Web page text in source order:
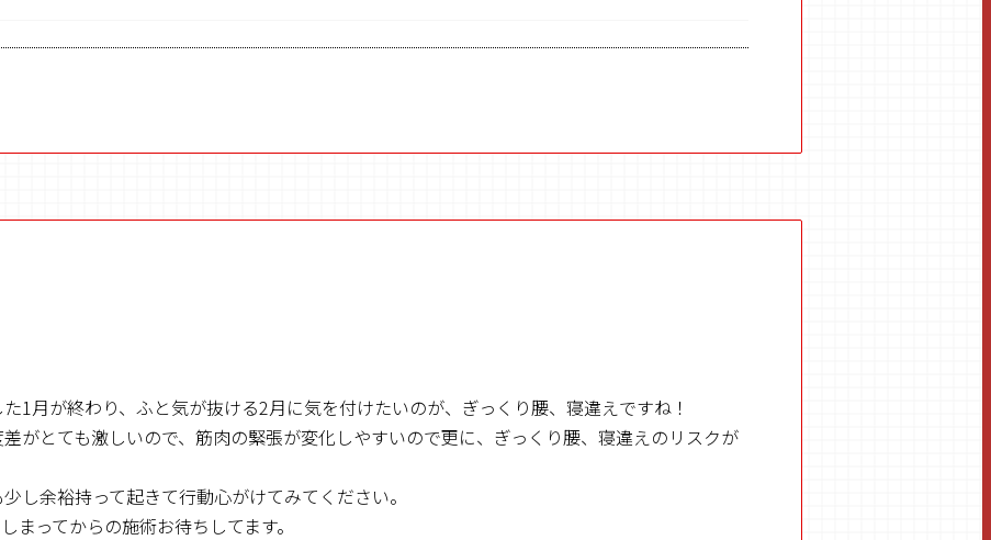
1月が終わり、ふと気が抜ける2月に気を付けたいのが、ぎっくり腰、寝違えですね！
がとても激しいので、筋肉の緊張が変化しやすいので更に、ぎっくり腰、寝違えのリスクが
し余裕持って起きて行動心がけてみてください。
まってからの施術お待ちしてます。